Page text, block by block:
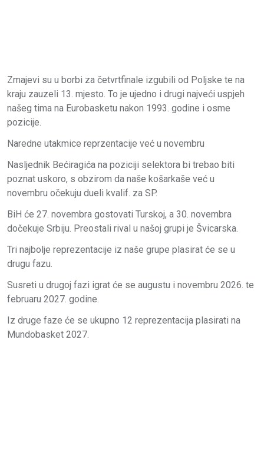
Zmajevi su u borbi za četvrtfinale izgubili od Poljske te na
kraju zauzeli 13. mjesto. To je ujedno i drugi najveći uspjeh
našeg tima na Eurobasketu nakon 1993. godine i osme
pozicije.
Naredne utakmice reprzentacije već u novembru
Nasljednik Bećiragića na poziciji selektora bi trebao biti
poznat uskoro, s obzirom da naše košarkaše već u
novembru očekuju dueli kvalif. za SP.
BiH će 27. novembra gostovati Turskoj, a 30. novembra
dočekuje Srbiju. Preostali rival u našoj grupi je Švicarska.
Tri najbolje reprezentacije iz naše grupe plasirat će se u
drugu fazu.
Susreti u drugoj fazi igrat će se augustu i novembru 2026. te
februaru 2027. godine.
Iz druge faze će se ukupno 12 reprezentacija plasirati na
Mundobasket 2027.